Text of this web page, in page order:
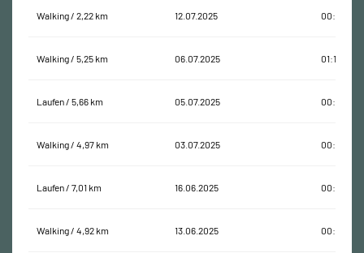
Walking / 2,22 km 12.07.2025 00:28:45
Walking / 5,25 km 06.07.2025 01:11:30
Laufen / 5,66 km 05.07.2025 00:42:35
Walking / 4,97 km 03.07.2025 00:59:59
Laufen / 7,01 km 16.06.2025 00:45:25
Walking / 4,92 km 13.06.2025 00:56:23